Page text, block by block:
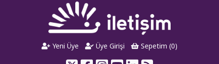
Yeni Üye Üye Girişi Sepetim (0)